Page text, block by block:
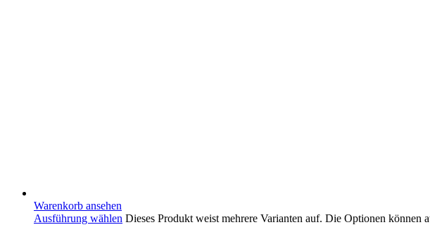
Warenkorb ansehen
Ausführung wählen Dieses Produkt weist mehrere Varianten auf. Die Optionen können